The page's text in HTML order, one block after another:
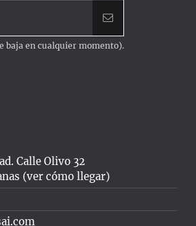
baja en cualquier momento).
Calle Olivo 32
(ver cómo llegar)